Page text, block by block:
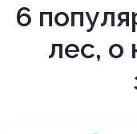
6
лес, о